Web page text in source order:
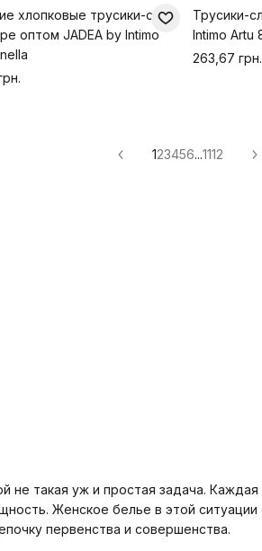
хлопковые трусики-слип
оптом JADEA by Intimo
Трусики-
Intimo Artu
263,67 грн.
123456...1112
не такая уж и простая задача.
Женское белье в этой ситуации
первенства и совершенства.